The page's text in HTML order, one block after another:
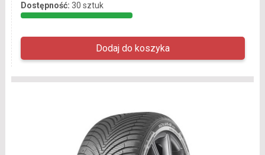
Dostępność: 30 sztuk